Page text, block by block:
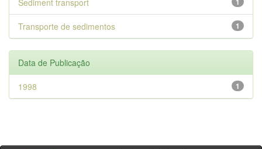
Sediment transport
1
Transporte de sedimentos
Data de Publicação
1
1998